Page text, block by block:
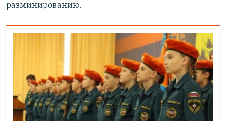
разминированию.